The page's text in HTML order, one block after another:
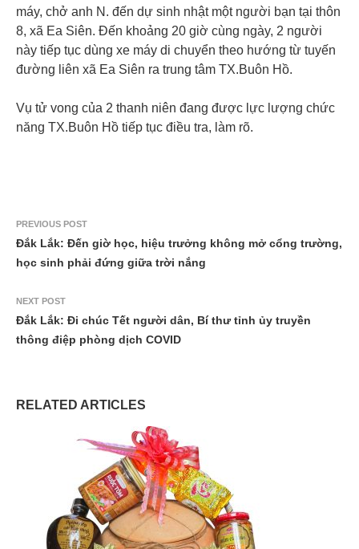
máy, chở anh N. đến dự sinh nhật một người bạn tại thôn
8, xã Ea Siên. Đến khoảng 20 giờ cùng ngày, 2 người
này tiếp tục dùng xe máy di chuyển theo hướng từ tuyến
đường liên xã Ea Siên ra trung tâm TX.Buôn Hồ.
Vụ tử vong của 2 thanh niên đang được lực lượng chức
năng TX.Buôn Hồ tiếp tục điều tra, làm rõ.
PREVIOUS POST
Đắk Lắk: Đến giờ học, hiệu trưởng không mở cổng trường,
học sinh phải đứng giữa trời nắng
NEXT POST
Đắk Lắk: Đi chúc Tết người dân, Bí thư tỉnh ủy truyền
thông điệp phòng dịch COVID
RELATED ARTICLES